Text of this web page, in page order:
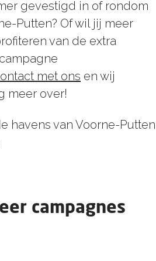
gevestigd in of rondom
Putten? Of wil jij meer
van de extra
met ons en wij
meer over!
havens van Voorne-Putten
campagnes